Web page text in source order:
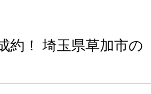
約！ 埼玉県草加市の